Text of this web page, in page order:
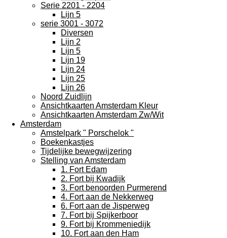
Serie 2201 - 2204
Lijn 5
serie 3001 - 3072
Diversen
Lijn 2
Lijn 5
Lijn 19
Lijn 24
Lijn 25
Lijn 26
Noord Zuidlijn
Ansichtkaarten Amsterdam Kleur
Ansichtkaarten Amsterdam Zw/Wit
Amsterdam
Amstelpark " Porschelok "
Boekenkastjes
Tijdelijke bewegwijzering
Stelling van Amsterdam
1. Fort Edam
2. Fort bij Kwadijk
3. Fort benoorden Purmerend
4. Fort aan de Nekkerweg
6. Fort aan de Jisperweg
7. Fort bij Spijkerboor
9. Fort bij Krommeniedijk
10. Fort aan den Ham